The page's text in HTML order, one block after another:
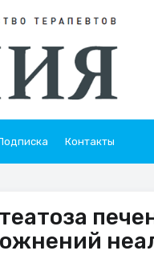
Контакты